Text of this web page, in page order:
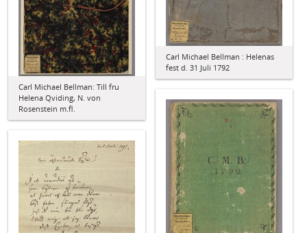
Carl Michael Bellman: Till fru
Helena Qviding, N. von
Rosenstein m.fl.
Carl Michael Bellman : Helenas
fest d. 31 Juli 1792